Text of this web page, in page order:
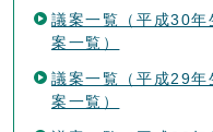
議案一覧（平成30
案一覧）
議案一覧（平成29
案一覧）